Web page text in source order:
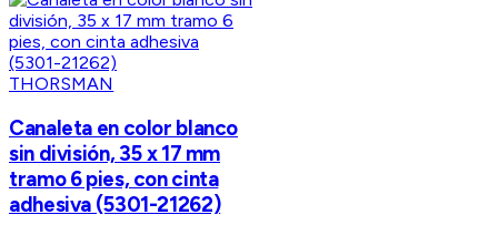
THORSMAN
Canaleta en color blanco
sin división, 35 x 17 mm
tramo 6 pies, con cinta
adhesiva (5301-21262)